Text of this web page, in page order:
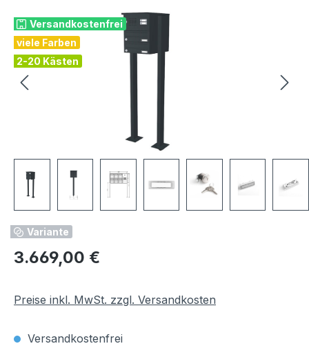
Versandkostenfrei
viele Farben
2-20 Kästen
Variante
Regulärer Preis:
3.669,00 €
Preise inkl. MwSt. zzgl. Versandkosten
Versandkostenfrei